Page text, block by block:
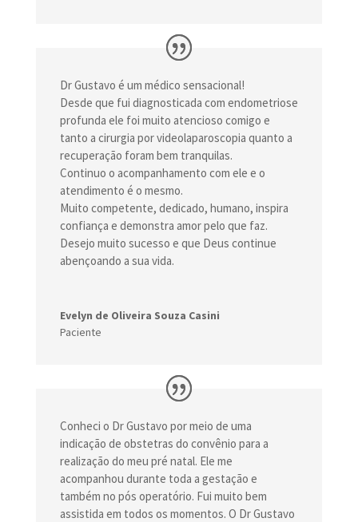
Dr Gustavo é um médico sensacional!
Desde que fui diagnosticada com endometriose
profunda ele foi muito atencioso comigo e
tanto a cirurgia por videolaparoscopia quanto a
recuperação foram bem tranquilas.
Continuo o acompanhamento com ele e o
atendimento é o mesmo.
Muito competente, dedicado, humano, inspira
confiança e demonstra amor pelo que faz.
Desejo muito sucesso e que Deus continue
abençoando a sua vida.
Evelyn de Oliveira Souza Casini
Paciente
Conheci o Dr Gustavo por meio de uma
indicação de obstetras do convênio para a
realização do meu pré natal. Ele me
acompanhou durante toda a gestação e
também no pós operatório. Fui muito bem
assistida em todos os momentos. O Dr Gustavo